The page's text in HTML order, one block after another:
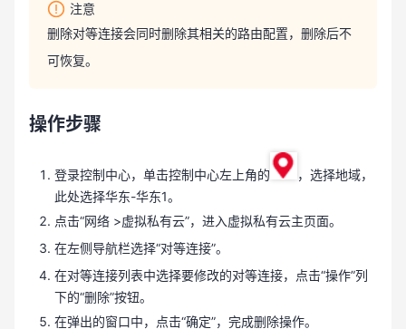
注意
删除对等连接会同时删除其相关的路由配置，删除后不
可恢复。
操作步骤
登录控制中心，单击控制中心左上角的
，选择地域，
此处选择华东-华东1。
点击“网络 >虚拟私有云”，进入虚拟私有云主页面。
在左侧导航栏选择“对等连接”。
在对等连接列表中选择要修改的对等连接，点击“操作”列
下的“删除”按钮。
在弹出的窗口中，点击“确定”，完成删除操作。